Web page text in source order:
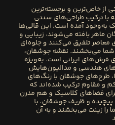
از خاص‌ترین و برجسته‌ترین
ترکیب طراحی‌های سنتی
آمده است. این قالی‌ها
ماهر بافته می‌شوند، زیبایی و
معاصر تلفیق می‌کنند و جلوه‌ای
می‌بخشند. نقشه جوشقان،
فرش‌های ایرانی است، به‌ویژه
هندسی و مدالیون‌هایش
طرح‌های جوشقان با رنگ‌های
و مقاوم ترکیب شده‌اند که
فضاهای کلاسیک و هم مدرن
پیچیده و ظریف جوشقان، با
را زینت می‌بخشند و به آن